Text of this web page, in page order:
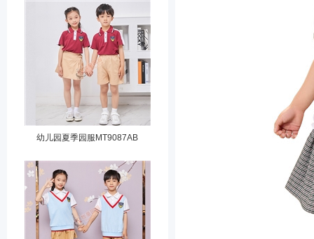
幼儿园夏季园服MT9087AB